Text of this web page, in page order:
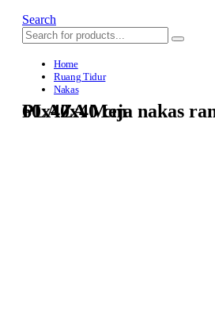
Search
Home
Ruang Tidur
Nakas
PLAZA Meja nakas ranjang, 60x40x40 cm